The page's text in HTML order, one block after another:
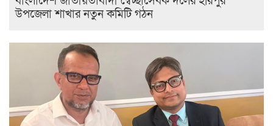
উপজেলা শাখার নতুন কমিটি গঠন